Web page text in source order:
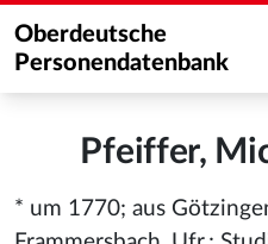
Oberdeutsche
Personendatenbank
Pfeiffer,
* um 1770; aus